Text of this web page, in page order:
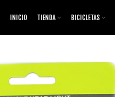
INICIO TIENDA BICICLETAS